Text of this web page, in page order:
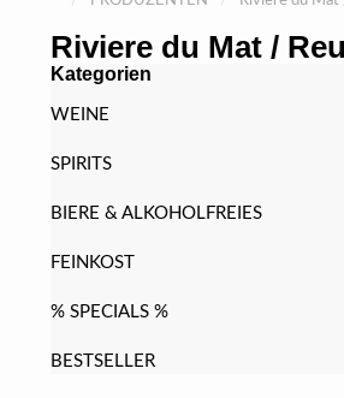
Riviere du Mat /
Kategorien
WEINE
SPIRITS
BIERE & ALKOHOLFREIES
FEINKOST
% SPECIALS %
BESTSELLER